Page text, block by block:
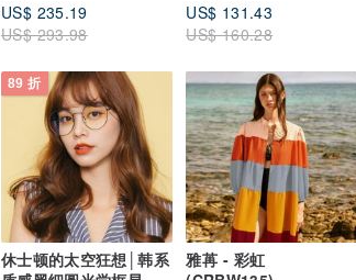
US$ 235.19
US$ 293.98
US$ 131.43
US$ 160.28
89 折
休士顿的太空狂想│韩系
雅苒 - 彩虹